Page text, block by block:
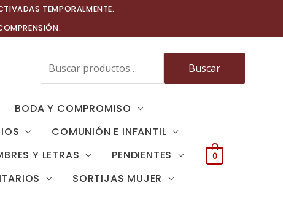
TEMPORALMENTE.
Buscar
por:
Buscar
BODA Y COMPROMISO
COMUNIÓN E INFANTIL
Y LETRAS
PENDIENTES
SORTIJAS MUJER
0